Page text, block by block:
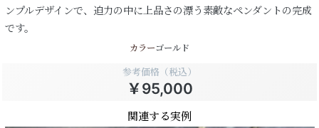
ンプルデザインで、迫力の中に上品さの漂う素敵なペンダントの完成
です。
カラーゴールド
参考価格（税込）
￥95,000
関連する実例